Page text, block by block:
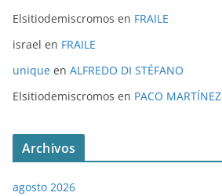
Elsitiodemiscromos en FRAILE
israel en FRAILE
unique en ALFREDO DI STÉFANO
Elsitiodemiscromos en PACO MARTÍNEZ
Archivos
agosto 2026